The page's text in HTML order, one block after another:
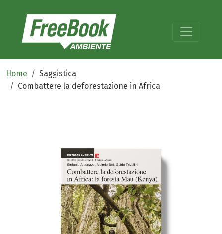
Home
Saggistica
Combattere la deforestazione in Africa